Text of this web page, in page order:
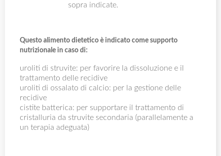
sopra indicate.
Questo alimento dietetico è indicato come supporto
nutrizionale in caso di:
uroliti di struvite: per favorire la dissoluzione e il
trattamento delle recidive
uroliti di ossalato di calcio: per la gestione delle
recidive
cistite batterica: per supportare il trattamento di
cristalluria da struvite secondaria (parallelamente a
un terapia adeguata)